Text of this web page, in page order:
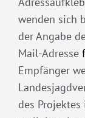
wenden sich
der Angabe
Mail-Adresse
Empfänger
des